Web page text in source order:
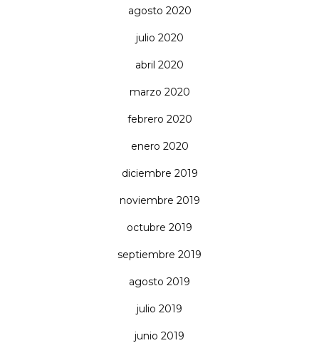
agosto 2020
julio 2020
abril 2020
marzo 2020
febrero 2020
enero 2020
diciembre 2019
noviembre 2019
octubre 2019
septiembre 2019
agosto 2019
julio 2019
junio 2019